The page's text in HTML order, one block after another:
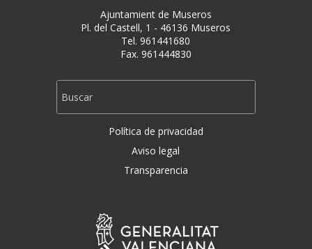
Ajuntamient de Museros
Pl. del Castell, 1 - 46136 Museros
Tel. 961441680
Fax. 961444830
Política de privacidad
Aviso legal
Transparencia